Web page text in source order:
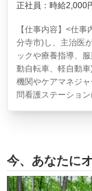
正社員：時給2,000
【仕事内容】<仕
分寺市)し、主治医
ックや療養指導、
動自転車、軽自動
機関やケアマネジ
問看護ステーショ
今、あなたに